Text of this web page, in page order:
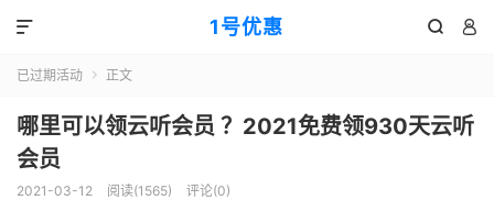
1号优惠  

已过期活动  正文
哪里可以领云听会员 ？2021免费领930天云听
会员
2021-03-12 阅读(1565) 评论(0)